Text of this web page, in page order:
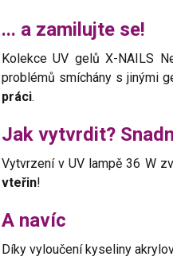
... a zamilujte se!
Kolekce UV gelů X-NAILS
problémů smíchány s jinými
práci.
Jak vytvrdit?
Vytvrzení v UV lampě 36 W
vteřin!
A navíc
Díky vyloučení kyseliny